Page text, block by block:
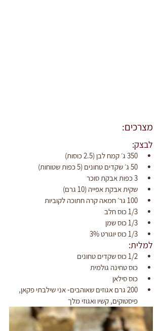
מצרכים:
לבצק:
350 ג׳ קמח לבן (2.5 כוסות)
50 ג׳ שקדים טחונים (5 כפות שטוחות)
3 כפות אבקת סוכר
שקית אבקת אפייה (10 גרם)
100 גר׳ חמאה קרה חתוכה לקוביות
1/3 כוס חלב
1/3 כוס שמן
1/3 כוס יוגורט 3%
למלית:
1/2 כוס שקדים טחונים
כוס טחינה גולמית
כוס סילאן
200 גרם אגוזים שאוהבים- אני שילבתי פקאן,
פיסטוקים, קשיו ואגוזי מלך